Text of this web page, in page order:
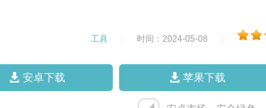
工具 时间：2024-05-08
安卓下载 苹果下载